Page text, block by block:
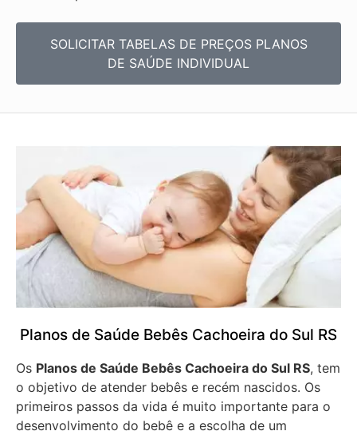
SOLICITAR TABELAS DE PREÇOS PLANOS
DE SAÚDE INDIVIDUAL
Planos de Saúde Bebês Cachoeira do Sul RS
Os Planos de Saúde Bebês Cachoeira do Sul RS, tem
o objetivo de atender bebês e recém nascidos. Os
primeiros passos da vida é muito importante para o
desenvolvimento do bebê e a escolha de um